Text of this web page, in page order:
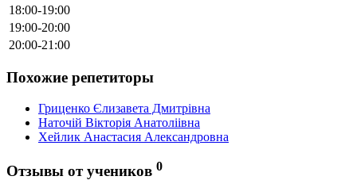
18:00-19:00
19:00-20:00
20:00-21:00
Похожие репетиторы
Гриценко Єлизавета Дмитрівна
Наточій Вікторія Анатоліівна
Хейлик Анастасия Александровна
Отзывы от учеников 0